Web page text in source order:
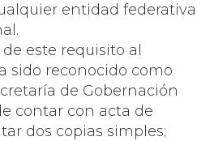
entidad federativa
este requisito al
sido reconocido como
de Gobernación
contar con acta de
dos copias simples;